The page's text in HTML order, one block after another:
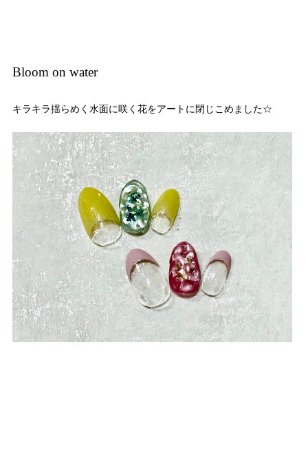
Bloom on water
キラキラ揺らめく水面に咲く花をアートに閉じこめました☆